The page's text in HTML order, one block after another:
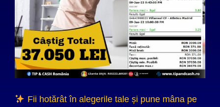
Fii hotărât în alegerile tale și pune mâna pe